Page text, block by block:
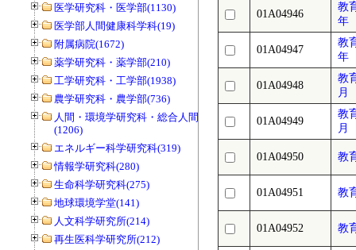
医学研究科・医学部(1130)
医学部人間健康科学科(19)
附属病院(1672)
薬学研究科・薬学部(210)
工学研究科・工学部(1938)
農学研究科・農学部(736)
人間・環境学研究科・総合人間学部
(1206)
エネルギー科学研究科(319)
情報学研究科(280)
生命科学研究科(275)
地球環境学堂(141)
人文科学研究所(214)
再生医科学研究所(212)
01A04946
教
年
01A04947
教
年
01A04948
教
月
01A04949
教
月
01A04950 教
01A04951 教
01A04952 教